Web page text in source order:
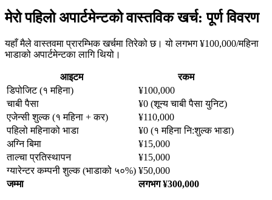
मेरो पहिलो अपार्टमेन्टको वास्तविक खर्च: पूर्ण विवरण
यहाँ मैले वास्तवमा प्रारम्भिक खर्चमा तिरेको छ। यो लगभग ¥100,000/महिना
भाडाको अपार्टमेन्टका लागि थियो।
आइटम
रकम
डिपोजिट (१ महिना)
¥100,000
चाबी पैसा
¥0 (शून्य चाबी पैसा युनिट)
एजेन्सी शुल्क (१ महिना + कर)
¥110,000
पहिलो महिनाको भाडा
¥0 (१ महिना नि:शुल्क भाडा)
अग्नि बिमा
¥15,000
ताल्चा प्रतिस्थापन
¥15,000
ग्यारेन्टर कम्पनी शुल्क (भाडाको ५०%) ¥50,000
जम्मा
लगभग ¥300,000